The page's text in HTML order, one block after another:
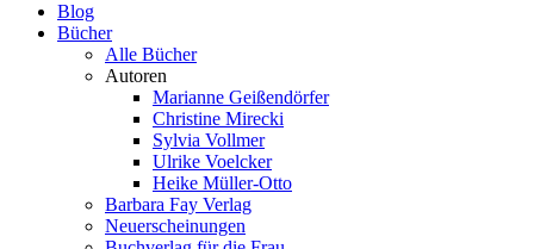
Blog
Bücher
Alle Bücher
Autoren
Marianne Geißendörfer
Christine Mirecki
Sylvia Vollmer
Ulrike Voelcker
Heike Müller-Otto
Barbara Fay Verlag
Neuerscheinungen